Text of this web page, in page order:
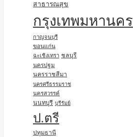
สาธารณสุข
กรุงเทพมหานคร
กาญจนบุรี
ขอนแก่น
ฉะเชิงเทรา ชลบุรี
นครปฐม
นครราชสีมา
นครศรีธรรมราช
นครสวรรค์
นนทบุรี บุรีรัมย์
ป.ตรี
ปทุมธานี